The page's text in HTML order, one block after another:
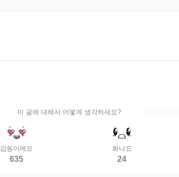
이 글에 대해서 어떻게 생각하세요?
감동이에요
635
화나요
24